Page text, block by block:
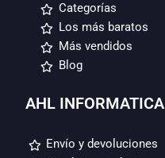
Categorías
Los más baratos
Más vendidos
Blog
AHL INFORMATICA
Envío y devoluciones